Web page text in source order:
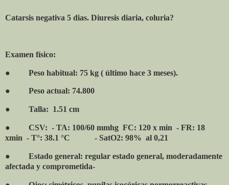
Catarsis negativa 5 dias. Diuresis diaria, coluria?
Examen físico:
● Peso habitual: 75 kg ( último hace 3 meses).
● Peso actual: 74.800
● Talla: 1.51 cm
● CSV: - TA: 100/60 mmhg FC: 120 x min - FR: 18
xmin - T°: 38.1 °C - SatO2: 98% al 0,21
●
Estado general: regular estado general, moderadamente
afectada y comprometida-